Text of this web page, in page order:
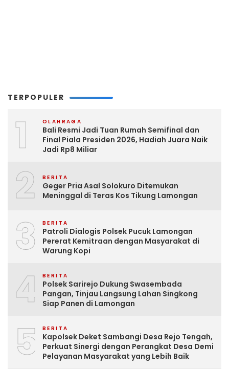
TERPOPULER
1 OLAHRAGA
Bali Resmi Jadi Tuan Rumah Semifinal dan
Final Piala Presiden 2026, Hadiah Juara Naik
Jadi Rp8 Miliar
2 BERITA
Geger Pria Asal Solokuro Ditemukan
Meninggal di Teras Kos Tikung Lamongan
3 BERITA
Patroli Dialogis Polsek Pucuk Lamongan
Pererat Kemitraan dengan Masyarakat di
Warung Kopi
4 BERITA
Polsek Sarirejo Dukung Swasembada
Pangan, Tinjau Langsung Lahan Singkong
Siap Panen di Lamongan
5 BERITA
Kapolsek Deket Sambangi Desa Rejo Tengah,
Perkuat Sinergi dengan Perangkat Desa Demi
Pelayanan Masyarakat yang Lebih Baik